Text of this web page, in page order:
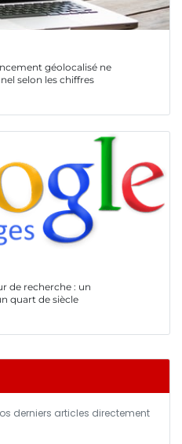
géolocalisé ne
selon les chiffres
de recherche : un
quart de siècle
derniers articles directement